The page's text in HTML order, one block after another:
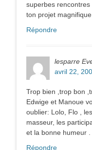
superbes
ton projet
Répondre
lesparre
avril 22,
Trop bien ,trop bon
Edwige et Manoue
oublier: Lolo, Flo ,
masseur, les
et la bonne humeur .
Répondre